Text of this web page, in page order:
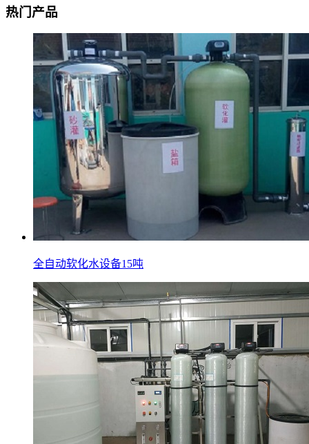
热门产品
全自动软化水设备15吨